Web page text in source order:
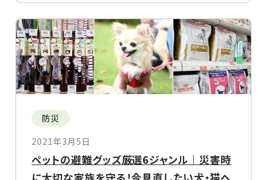
防災
2021年3月5日
ペットの避難グッズ厳選6ジャンル｜災害時